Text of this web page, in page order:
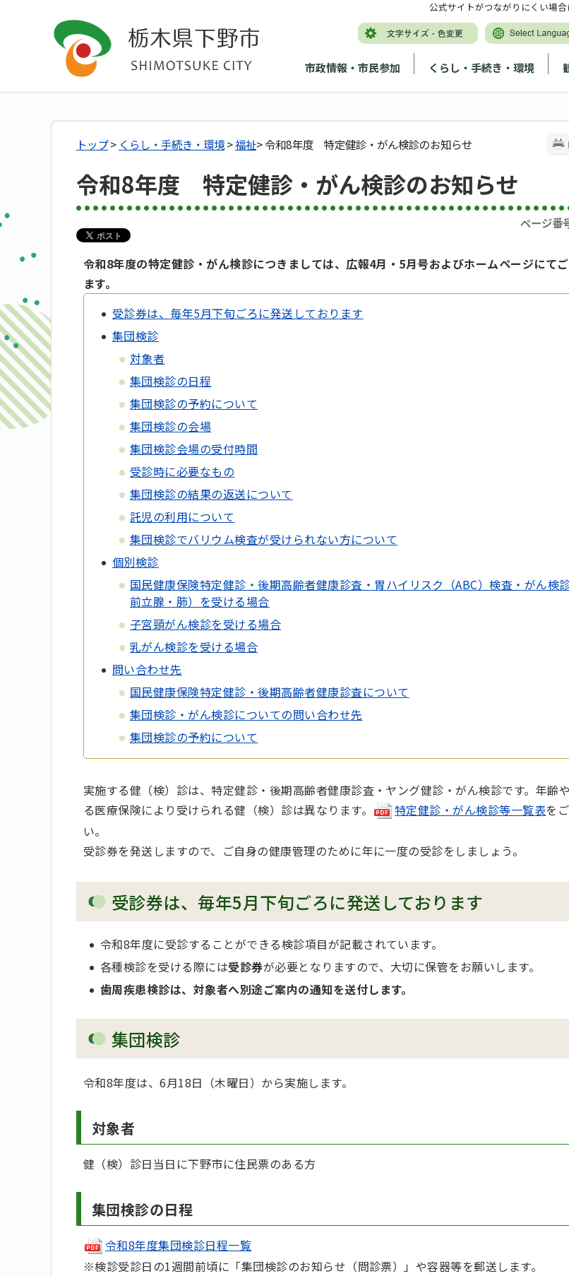
市政情報・市民参加 くらし・手続き・環境
公式サイトがつながりにくい場
トップ> くらし・手続き・環境>福祉> 令和8年度 特定健診・がん検診のお知らせ
令和8年度 特定健診・がん検診のお知らせ
ページ番
令和8年度の特定健診・がん検診につきましては、広報4月・5月号およびホームページにて
ます。
受診券は、毎年5月下旬ごろに発送しております
集団検診
対象者
集団検診の日程
集団検診の予約について
集団検診の会場
集団検診会場の受付時間
受診時に必要なもの
集団検診の結果の返送について
託児の利用について
集団検診でバリウム検査が受けられない方について
個別検診
国民健康保険特定健診・後期高齢者健康診査・胃ハイリスク（ABC）検査・がん検
前立腺・肺）を受ける場合
子宮頸がん検診を受ける場合
乳がん検診を受ける場合
問い合わせ先
国民健康保険特定健診・後期高齢者健康診査について
集団検診・がん検診についての問い合わせ先
集団検診の予約について
実施する健（検）診は、特定健診・後期高齢者健康診査・ヤング健診・がん検診です。年齢
る医療保険により受けられる健（検）診は異なります。
特定健診・がん検診等一覧表を
い。
受診券を発送しますので、ご自身の健康管理のために年に一度の受診をしましょう。
受診券は、毎年5月下旬ごろに発送しております
令和8年度に受診することができる検診項目が記載されています。
各種検診を受ける際には受診券が必要となりますので、大切に保管をお願いします。
歯周疾患検診は、対象者へ別途ご案内の通知を送付します。
集団検診
令和8年度は、6月18日（木曜日）から実施します。
対象者
健（検）診日当日に下野市に住民票のある方
集団検診の日程
令和8年度集団検診日程一覧
※検診受診日の1週間前頃に「集団検診のお知らせ（問診票）」や容器等を郵送します。